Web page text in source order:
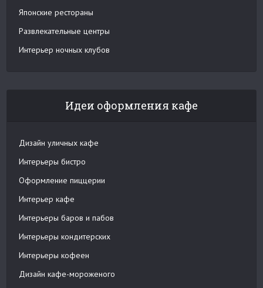
Японские рестораны
Развлекательные центры
Интерьер ночных клубов
Идеи оформления кафе
Дизайн уличных кафе
Интерьеры бистро
Оформление пиццерии
Интерьер кафе
Интерьеры баров и пабов
Интерьеры кондитерских
Интерьеры кофеен
Дизайн кафе-мороженого